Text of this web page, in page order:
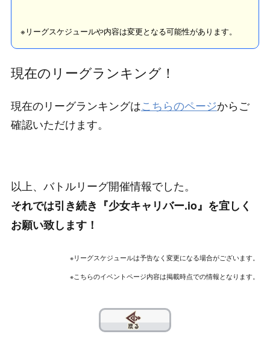
※リーグスケジュールや内容は変更となる可能性があります。
現在のリーグランキング！
現在のリーグランキングはこちらのページからご
確認いただけます。
以上、バトルリーグ開催情報でした。
それでは引き続き『少女キャリバー.io』を宜しく
お願い致します！
※リーグスケジュールは予告なく変更になる場合がございます。
※こちらのイベントページ内容は掲載時点での情報となります。